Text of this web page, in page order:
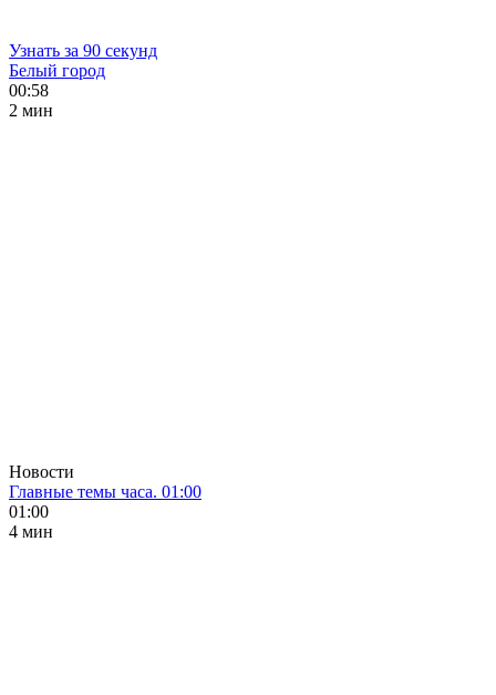
Узнать за 90 секунд
Белый город
00:58
2 мин
Новости
Главные темы часа. 01:00
01:00
4 мин